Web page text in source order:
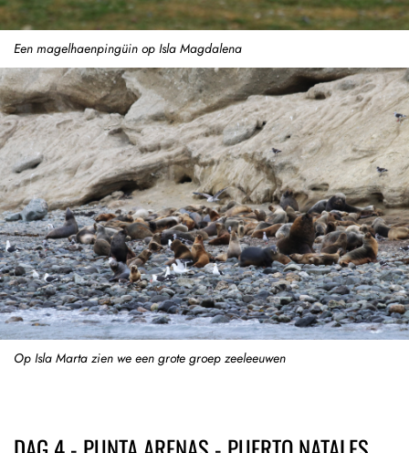
Een magelhaenpingüin op Isla Magdalena
Op Isla Marta zien we een grote groep zeeleeuwen